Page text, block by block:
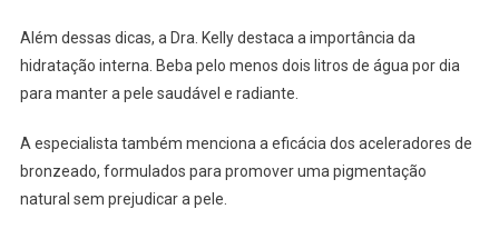
Além dessas dicas, a Dra. Kelly destaca a importância da
hidratação interna. Beba pelo menos dois litros de água por dia
para manter a pele saudável e radiante.
A especialista também menciona a eficácia dos aceleradores de
bronzeado, formulados para promover uma pigmentação
natural sem prejudicar a pele.